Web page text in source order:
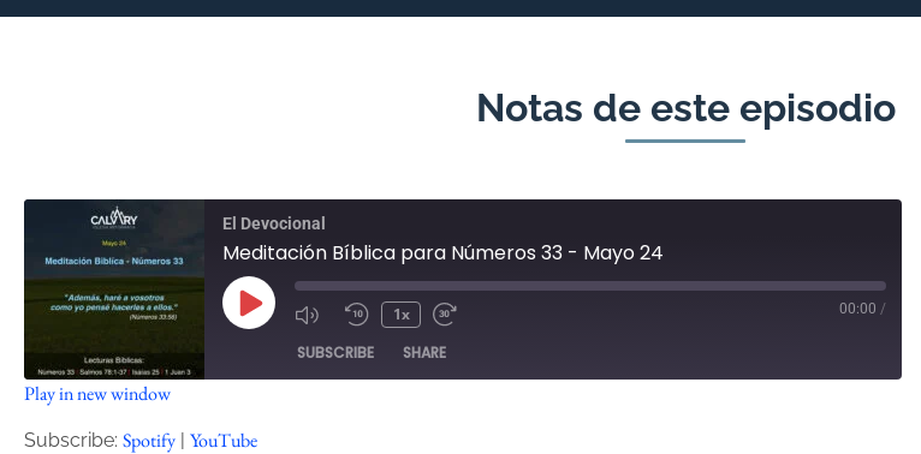
Notas de este episodio
El Devocional
Meditación Bíblica para Números 33 - Mayo 24
1x 00:00 /
SUBSCRIBE SHARE
Spotify
SHARE
Play in new window
Subscribe: Spotify | YouTube